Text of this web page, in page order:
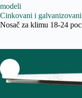
modeli
Cinkovani i galvanizovani
Nosač za klimu 18-24